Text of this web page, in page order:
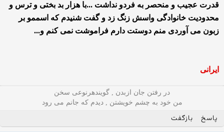
قدرت عجیب و منحصر به فردو نداشت ...با هزار بد بختی و ترس و
محدودیت خانوادگی واسش زنگ زد و گفت شنیدم که اسممو بر
زبون می آوردی منم دوستت دارم فراموشت نمی کنم و...
ایرانی
در رفتن جان ازبدن , گویندهرنوعی سخن
من خود به چشم خویشتن , دیدم که جانم می رود
پاسخ بازگفت